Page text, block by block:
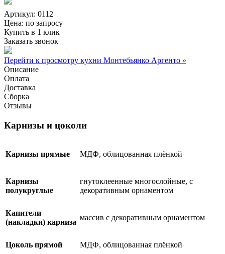
Артикул: 0112
Цена: по запросу
Купить в 1 клик
Заказать звонок
Перейти к просмотру кухни Монтебьянко Аргенто »
Описание
Оплата
Доставка
Сборка
Отзывы
Карнизы и цоколи
Карнизы прямые МДФ, облицованная плёнкой
Карнизы
полукруглые
гнутоклеенные многослойные, с
декоративным орнаментом
Капители
(накладки) карниза
массив с декоративным орнаментом
Цоколь прямой МДФ, облицованная плёнкой